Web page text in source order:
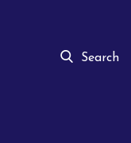
Search